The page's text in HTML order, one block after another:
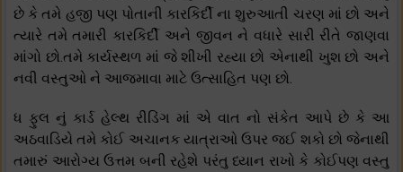
છે કે તમે હજી પણ પોતાની કારકિર્દી ના શુરુઆતી ચરણ માં છો અને
ત્યારે તમે તમારી કારકિર્દી અને જીવન ને વધારે સારી રીતે જાણવા
માંગો છો.તમે કાર્યસ્થળ માં જે શીખી રહ્યા છો એનાથી ખુશ છો અને
નવી વસ્તુઓ ને આજમાવા માટે ઉત્સાહિત પણ છો.
ધ ફુલ નું કાર્ડ હેલ્થ રીડિંગ માં એ વાત નો સંકેત આપે છે કે આ
અઠવાડિયે તમે કોઈ અચાનક યાત્રાઓ ઉપર જઈ શકો છો જેનાથી
તમારું આરોગ્ય ઉત્તમ બની રહેશે પરંતુ ધ્યાન રાખો કે કોઈપણ વસ્તુ